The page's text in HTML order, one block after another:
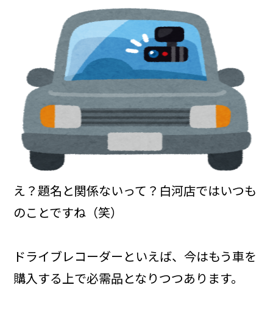
え？題名と関係ないって？白河店ではいつも
のことですね（笑）
ドライブレコーダーといえば、今はもう車を
購入する上で必需品となりつつあります。